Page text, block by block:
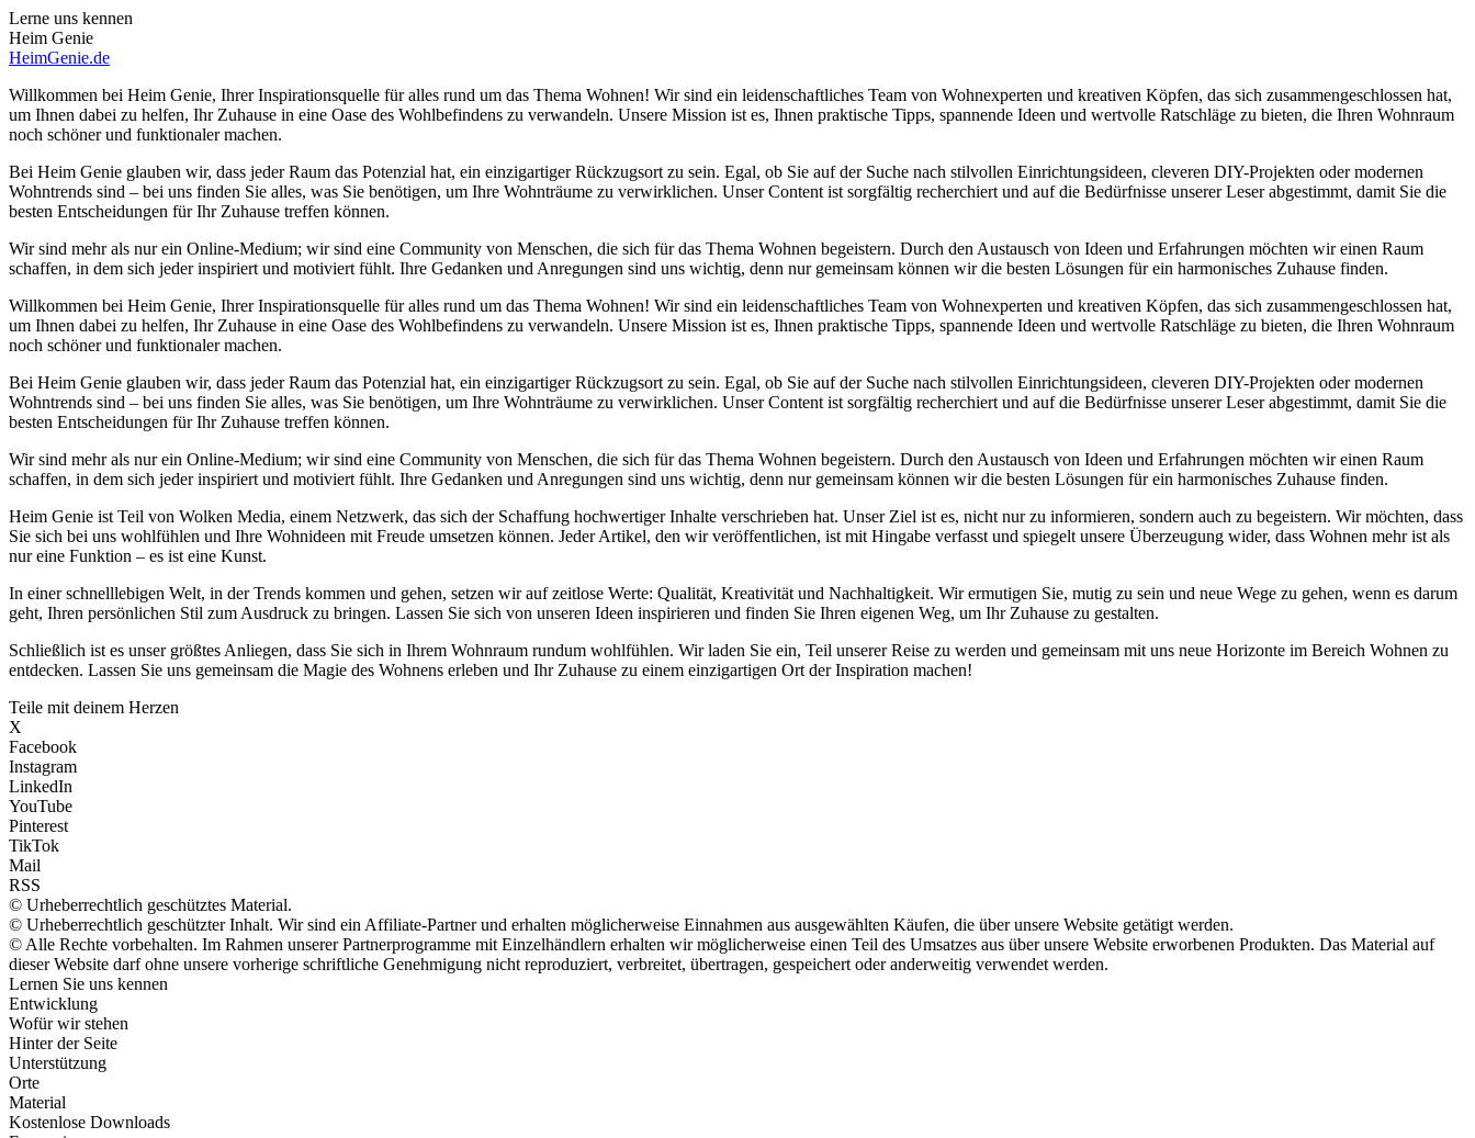
Lerne uns kennen
Heim Genie
HeimGenie.de
Willkommen bei Heim Genie, Ihrer Inspirationsquelle für alles rund um das Thema Wohnen! Wir sind ein leidenschaftliches Team von Wohnexperten und kreativen Köpfen, das sich zusammengeschlossen hat,
um Ihnen dabei zu helfen, Ihr Zuhause in eine Oase des Wohlbefindens zu verwandeln. Unsere Mission ist es, Ihnen praktische Tipps, spannende Ideen und wertvolle Ratschläge zu bieten, die Ihren Wohnraum
noch schöner und funktionaler machen.
Bei Heim Genie glauben wir, dass jeder Raum das Potenzial hat, ein einzigartiger Rückzugsort zu sein. Egal, ob Sie auf der Suche nach stilvollen Einrichtungsideen, cleveren DIY-Projekten oder modernen
Wohntrends sind – bei uns finden Sie alles, was Sie benötigen, um Ihre Wohnträume zu verwirklichen. Unser Content ist sorgfältig recherchiert und auf die Bedürfnisse unserer Leser abgestimmt, damit Sie die
besten Entscheidungen für Ihr Zuhause treffen können.
Wir sind mehr als nur ein Online-Medium; wir sind eine Community von Menschen, die sich für das Thema Wohnen begeistern. Durch den Austausch von Ideen und Erfahrungen möchten wir einen Raum
schaffen, in dem sich jeder inspiriert und motiviert fühlt. Ihre Gedanken und Anregungen sind uns wichtig, denn nur gemeinsam können wir die besten Lösungen für ein harmonisches Zuhause finden.
Willkommen bei Heim Genie, Ihrer Inspirationsquelle für alles rund um das Thema Wohnen! Wir sind ein leidenschaftliches Team von Wohnexperten und kreativen Köpfen, das sich zusammengeschlossen hat,
um Ihnen dabei zu helfen, Ihr Zuhause in eine Oase des Wohlbefindens zu verwandeln. Unsere Mission ist es, Ihnen praktische Tipps, spannende Ideen und wertvolle Ratschläge zu bieten, die Ihren Wohnraum
noch schöner und funktionaler machen.
Bei Heim Genie glauben wir, dass jeder Raum das Potenzial hat, ein einzigartiger Rückzugsort zu sein. Egal, ob Sie auf der Suche nach stilvollen Einrichtungsideen, cleveren DIY-Projekten oder modernen
Wohntrends sind – bei uns finden Sie alles, was Sie benötigen, um Ihre Wohnträume zu verwirklichen. Unser Content ist sorgfältig recherchiert und auf die Bedürfnisse unserer Leser abgestimmt, damit Sie die
besten Entscheidungen für Ihr Zuhause treffen können.
Wir sind mehr als nur ein Online-Medium; wir sind eine Community von Menschen, die sich für das Thema Wohnen begeistern. Durch den Austausch von Ideen und Erfahrungen möchten wir einen Raum
schaffen, in dem sich jeder inspiriert und motiviert fühlt. Ihre Gedanken und Anregungen sind uns wichtig, denn nur gemeinsam können wir die besten Lösungen für ein harmonisches Zuhause finden.
Heim Genie ist Teil von Wolken Media, einem Netzwerk, das sich der Schaffung hochwertiger Inhalte verschrieben hat. Unser Ziel ist es, nicht nur zu informieren, sondern auch zu begeistern. Wir möchten, dass
Sie sich bei uns wohlfühlen und Ihre Wohnideen mit Freude umsetzen können. Jeder Artikel, den wir veröffentlichen, ist mit Hingabe verfasst und spiegelt unsere Überzeugung wider, dass Wohnen mehr ist als
nur eine Funktion – es ist eine Kunst.
In einer schnelllebigen Welt, in der Trends kommen und gehen, setzen wir auf zeitlose Werte: Qualität, Kreativität und Nachhaltigkeit. Wir ermutigen Sie, mutig zu sein und neue Wege zu gehen, wenn es darum
geht, Ihren persönlichen Stil zum Ausdruck zu bringen. Lassen Sie sich von unseren Ideen inspirieren und finden Sie Ihren eigenen Weg, um Ihr Zuhause zu gestalten.
Schließlich ist es unser größtes Anliegen, dass Sie sich in Ihrem Wohnraum rundum wohlfühlen. Wir laden Sie ein, Teil unserer Reise zu werden und gemeinsam mit uns neue Horizonte im Bereich Wohnen zu
entdecken. Lassen Sie uns gemeinsam die Magie des Wohnens erleben und Ihr Zuhause zu einem einzigartigen Ort der Inspiration machen!
Teile mit deinem Herzen
X
Facebook
Instagram
LinkedIn
YouTube
Pinterest
TikTok
Mail
RSS
© Urheberrechtlich geschütztes Material.
© Urheberrechtlich geschützter Inhalt. Wir sind ein Affiliate-Partner und erhalten möglicherweise Einnahmen aus ausgewählten Käufen, die über unsere Website getätigt werden.
© Alle Rechte vorbehalten. Im Rahmen unserer Partnerprogramme mit Einzelhändlern erhalten wir möglicherweise einen Teil des Umsatzes aus über unsere Website erworbenen Produkten. Das Material auf
dieser Website darf ohne unsere vorherige schriftliche Genehmigung nicht reproduziert, verbreitet, übertragen, gespeichert oder anderweitig verwendet werden.
Lernen Sie uns kennen
Entwicklung
Wofür wir stehen
Hinter der Seite
Unterstützung
Orte
Material
Kostenlose Downloads